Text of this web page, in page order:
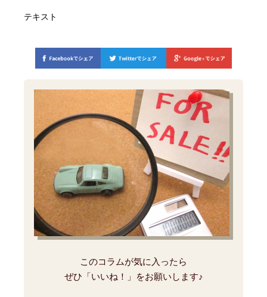
テキスト
このコラムが気に入ったら
ぜひ「いいね！」をお願いします♪